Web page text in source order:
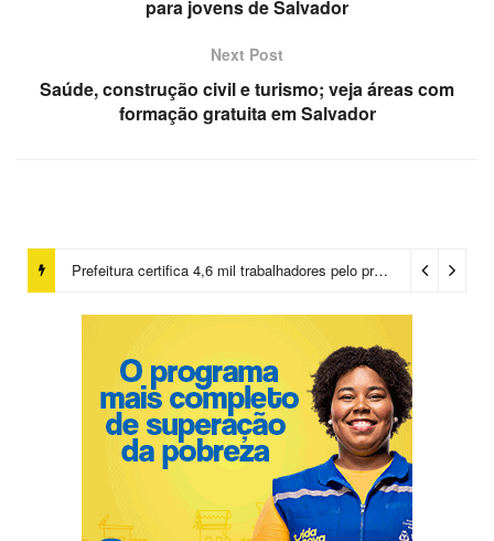
para jovens de Salvador
Next Post
Saúde, construção civil e turismo; veja áreas com
formação gratuita em Salvador
Prefeitura certifica 4,6 mil trabalhadores pelo programa Treinar para Empregar e realiza Feirão de Empregabilidade